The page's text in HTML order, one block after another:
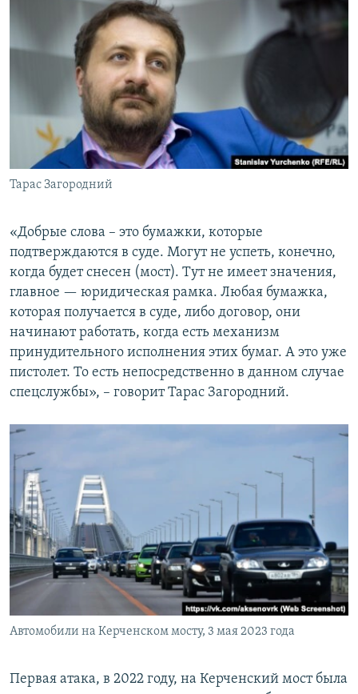
Тарас Загородний
«Добрые слова – это бумажки, которые
подтверждаются в суде. Могут не успеть, конечно,
когда будет снесен (мост). Тут не имеет значения,
главное — юридическая рамка. Любая бумажка,
которая получается в суде, либо договор, они
начинают работать, когда есть механизм
принудительного исполнения этих бумаг. А это уже
пистолет. То есть непосредственно в данном случае
спецслужбы», – говорит Тарас Загородний.
Автомобили на Керченском мосту, 3 мая 2023 года
Первая атака, в 2022 году, на Керченский мост была